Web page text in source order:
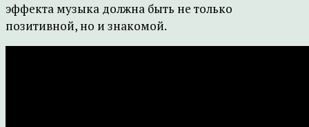
эффекта музыка должна быть не только
позитивной, но и знакомой.